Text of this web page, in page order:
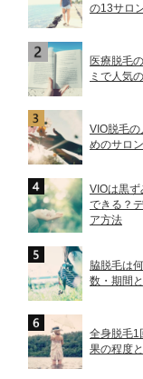
の13サロ
医療脱毛
ミで人気
VIO脱毛
めのサロ
VIOは黒
できる？
ア方法
脇脱毛は
数・期間
全身脱毛1
果の程度